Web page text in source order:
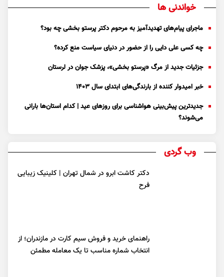
خواندنی ها
ماجرای پیام‌های تهدیدآمیز به مرحوم دکتر پرستو بخشی چه بود؟
چه کسی علی دایی را از حضور در دنیای سیاست منع کرده؟
جزئیات جدید از مرگ «پرستو بخشی»، پزشک جوان در لرستان
خبر امیدوار کننده از بارندگی‌های ابتدای سال ۱۴۰۳
جدیدترین پیش‌بینی هواشناسی برای روزهای عید | کدام استان‌ها بارانی
می‌شوند؟
وب گردی
دکتر کاشت ابرو در شمال تهران | کلینیک زیبایی
فرح
راهنمای خرید و فروش سیم کارت در مازندران؛ از
انتخاب شماره مناسب تا یک معامله مطمئن